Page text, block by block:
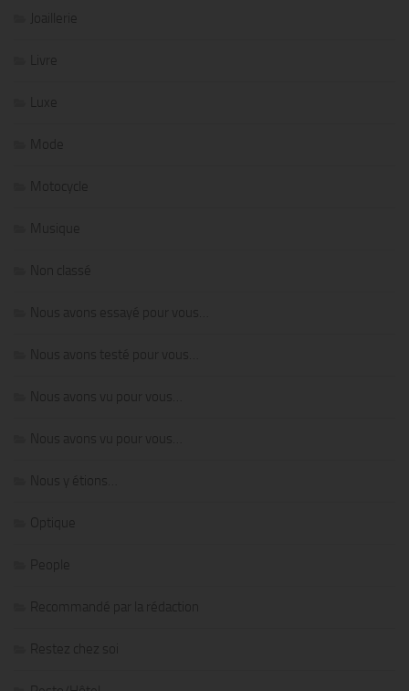
Joaillerie
Livre
Luxe
Mode
Motocycle
Musique
Non classé
Nous avons essayé pour vous…
Nous avons testé pour vous…
Nous avons vu pour vous…
Nous avons vu pour vous…
Nous y étions…
Optique
People
Recommandé par la rédaction
Restez chez soi